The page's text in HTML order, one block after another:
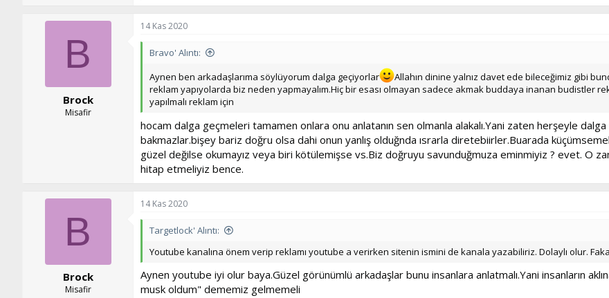
p
i
e
:
B
Brock
Misafir
14 Kas 2020
Bravo' Alıntı:
Aynen ben arkadaşlarıma söylüyorum dalga geçiyorlar
Allahın dinine yalnız davet ede bileceğimiz gibi
reklam yapıyolarda biz neden yapmayalım.Hiç bir esası olmayan sadece akmak buddaya inanan budistler
yapılmalı reklam için
hocam dalga geçmeleri tamamen onlara onu anlatanın sen olmanla alakalı.Yani zaten herşeyle
bakmazlar.bişey bariz doğru olsa dahi onun yanlış olduğnda ısrarla diretebiirler.Buarada
güzel değilse okumayız veya biri kötülemişse vs.Biz doğruyu savunduğmuza eminmiyiz ? evet. O
hitap etmeliyiz bence.
B
Brock
Misafir
14 Kas 2020
Targetlock' Alıntı:
Youtube kanalına önem verip reklamı youtube a verirken sitenin ismini de kanala yazabiliriz. Dolaylı olur.
Aynen youtube iyi olur baya.Güzel görünümlü arkadaşlar bunu insanlara anlatmalı.Yani insanların
musk oldum" dememiz gelmemeli